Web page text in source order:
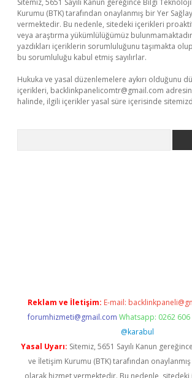
Sitemiz, 5651 Sayılı Kanun gereğince Bilgi
Kurumu (BTK) tarafından onaylanmış bir Yer
vermektedir. Bu nedenle, sitedeki içerikleri
veya araştırma yükümlülüğümüz
yazdıkları içeriklerin sorumluluğunu taşımakta
bu sorumluluğu kabul etmiş sayılırlar.
Hukuka ve yasal düzenlemelere aykırı olduğunu
içerikleri, backlinkpanelicomtr@gmail.com
halinde, ilgili içerikler yasal süre içerisinde
Reklam ve İletişim: E-mail:
forumhizmeti@gmail.com Whatsapp: 0262 606
@karabul
Yasal Uyarı: Sitemiz, 5651 Sayılı Kanun
ve İletişim Kurumu (BTK) tarafından onaylanmış
olarak hizmet vermektedir. Bu nedenle,